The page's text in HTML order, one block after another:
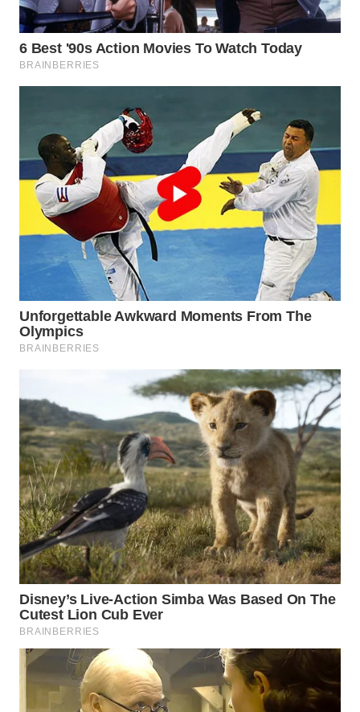
LESUNG
WN
KARO
SIMALUNGUN
WN
LABUHANBATU
WN
TAPANULI
TENGAH
SERDANG
TINGGI
WN
PAKPAK
WN
KARAWANG
WN
BEKASI
WN
BOGOR